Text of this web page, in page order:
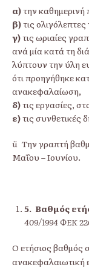
α)την καθημερινή
β)τις
γ)τις ωριαίες
ανά μία κατά τη
λύπτουν την ύλη
ότι προηγήθηκε
ανακεφαλαίωση,
δ)τις εργασίες,
ε)τις συνθετικές
ü Την γραπτή
Μαΐου – Ιουνίου.
5. Βαθμός
409/1994 ΦΕΚ
Ο ετήσιος βαθμός
ανακεφα­λαιωτική